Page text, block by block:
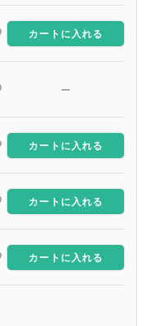
カートに入れる
—
カートに入れる
カートに入れる
カートに入れる